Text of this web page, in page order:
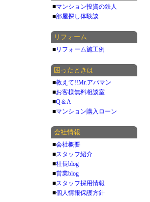
■マンション投資の鉄人
■部屋探し体験談
リフォーム
■リフォーム施工例
困ったときは
■教えて!!Mr.アパマン
■お客様無料相談室
■Q＆A
■マンション購入ローン
会社情報
■会社概要
■スタッフ紹介
■社長blog
■営業blog
■スタッフ採用情報
■個人情報保護方針